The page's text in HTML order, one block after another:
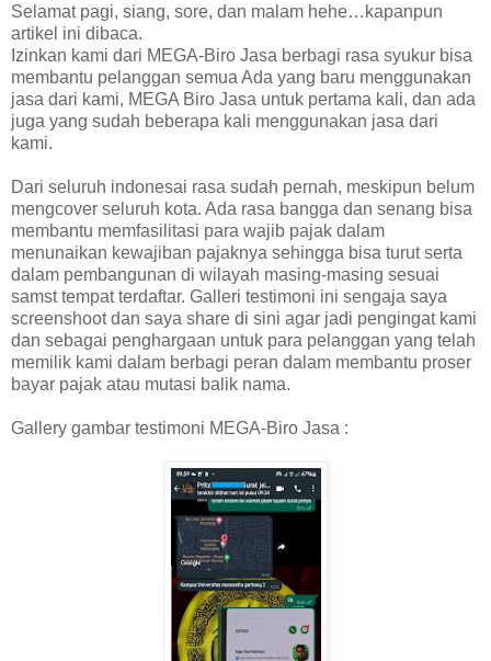
Selamat pagi, siang, sore, dan malam hehe…kapanpun
artikel ini dibaca.
Izinkan kami dari MEGA-Biro Jasa berbagi rasa syukur bisa
membantu pelanggan semua Ada yang baru menggunakan
jasa dari kami, MEGA Biro Jasa untuk pertama kali, dan ada
juga yang sudah beberapa kali menggunakan jasa dari
kami.
Dari seluruh indonesai rasa sudah pernah, meskipun belum
mengcover seluruh kota. Ada rasa bangga dan senang bisa
membantu memfasilitasi para wajib pajak dalam
menunaikan kewajiban pajaknya sehingga bisa turut serta
dalam pembangunan di wilayah masing-masing sesuai
samst tempat terdaftar. Galleri testimoni ini sengaja saya
screenshoot dan saya share di sini agar jadi pengingat kami
dan sebagai penghargaan untuk para pelanggan yang telah
memilik kami dalam berbagi peran dalam membantu proser
bayar pajak atau mutasi balik nama.
Gallery gambar testimoni MEGA-Biro Jasa :